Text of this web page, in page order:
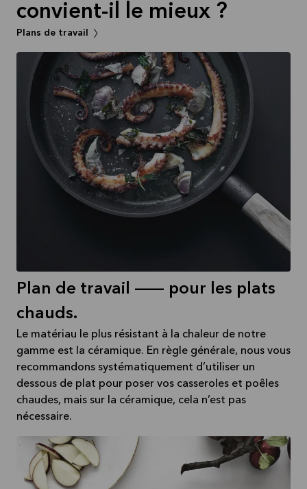
convient-il le mieux ?
Plans de travail
Plan de travail -- pour les plats
chauds.
Le matériau le plus résistant à la chaleur de notre
gamme est la céramique. En règle générale, nous vous
recommandons systématiquement d’utiliser un
dessous de plat pour poser vos casseroles et poêles
chaudes, mais sur la céramique, cela n’est pas
nécessaire.